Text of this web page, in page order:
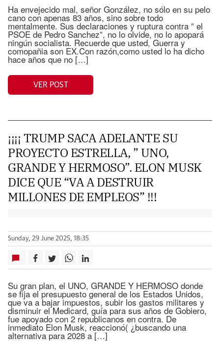
Ha envejecido mal, señor González, no sólo en su pelo
cano con apenas 83 años, sino sobre todo
mentalmente. Sus declaraciones y ruptura contra ” el
PSOE de Pedro Sanchez”, no lo olvide, no lo apopará
ningún socialista. Recuerde que usted, Guerra y
comopañia son EX.Con razón,como usted lo ha dicho
hace años que no […]
VER POST
¡¡¡¡ TRUMP SACA ADELANTE SU
PROYECTO ESTRELLA, ” UNO,
GRANDE Y HERMOSO”. ELON MUSK
DICE QUE “VA A DESTRUIR
MILLONES DE EMPLEOS” !!!
Sunday, 29 June 2025, 18:35
Su gran plan, el UNO, GRANDE Y HERMOSO donde
se fija el presupuesto general de los Estados Unidos,
que va a bajar impuestos, subir los gastos militares y
disminuir el Medicard, guía para sus años de Gobiero,
fue apoyado con 2 republicanos en contra. De
inmediato Elon Musk, reaccionó( ¿buscando una
alternativa para 2028 a […]